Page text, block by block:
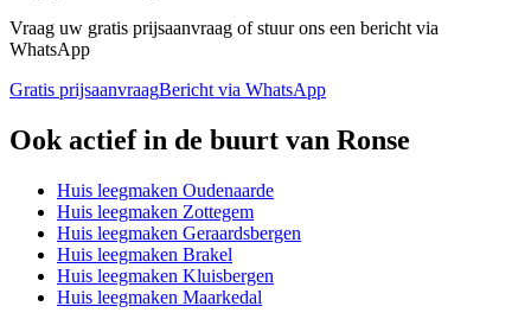
Vraag uw gratis prijsaanvraag of stuur ons een bericht via
WhatsApp
Gratis prijsaanvraagBericht via WhatsApp
Ook actief in de buurt van Ronse
Huis leegmaken Oudenaarde
Huis leegmaken Zottegem
Huis leegmaken Geraardsbergen
Huis leegmaken Brakel
Huis leegmaken Kluisbergen
Huis leegmaken Maarkedal